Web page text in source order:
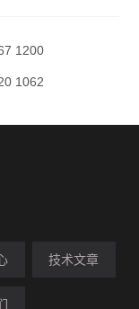
1200
1062
技术文章